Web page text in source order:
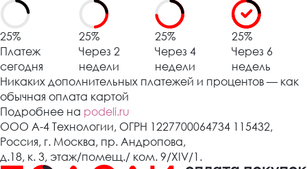
25%
Платеж
сегодня
25%
Через 2
недели
25%
Через 4
недели
25%
Через 6
недель
Никаких дополнительных платежей и процентов — как
обычная оплата картой
Подробнее на podeli.ru
ООО А-4 Технологии, ОГРН 1227700064734 115432,
Россия, г. Москва, пр. Андропова,
д.18, к. 3, этаж/помещ./ ком. 9/XIV/1.